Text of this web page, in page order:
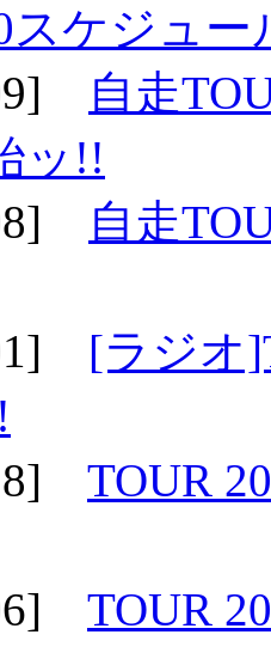
スケジュー
自走
ッ!!
自走
[ラジオ
TOUR
TOUR